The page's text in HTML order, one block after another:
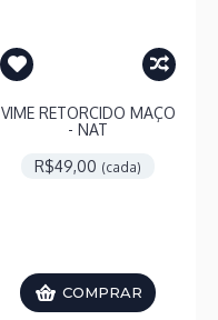
VIME RETORCIDO MAÇO
- NAT
R$49,00 (cada)
COMPRAR